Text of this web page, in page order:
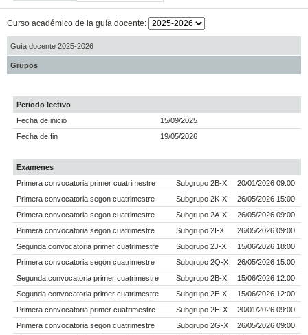
Curso académico de la guía docente:
Guía docente 2025-2026
Grupos
Periodo lectivo
Fecha de inicio
15/09/2025
Fecha de fin
19/05/2026
Examenes
Primera convocatoria primer cuatrimestre
Subgrupo 2B-X
20/01/2026 09:00
Primera convocatoria segon cuatrimestre
Subgrupo 2K-X
26/05/2026 15:00
Primera convocatoria segon cuatrimestre
Subgrupo 2A-X
26/05/2026 09:00
Primera convocatoria segon cuatrimestre
Subgrupo 2I-X
26/05/2026 09:00
Segunda convocatoria primer cuatrimestre
Subgrupo 2J-X
15/06/2026 18:00
Primera convocatoria segon cuatrimestre
Subgrupo 2Q-X
26/05/2026 15:00
Segunda convocatoria primer cuatrimestre
Subgrupo 2B-X
15/06/2026 12:00
Segunda convocatoria primer cuatrimestre
Subgrupo 2E-X
15/06/2026 12:00
Primera convocatoria primer cuatrimestre
Subgrupo 2H-X
20/01/2026 09:00
Primera convocatoria segon cuatrimestre
Subgrupo 2G-X
26/05/2026 09:00